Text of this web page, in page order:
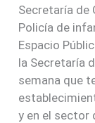
Secretaría de
Policía de
Espacio
la Secretaría
semana que
y en el sector